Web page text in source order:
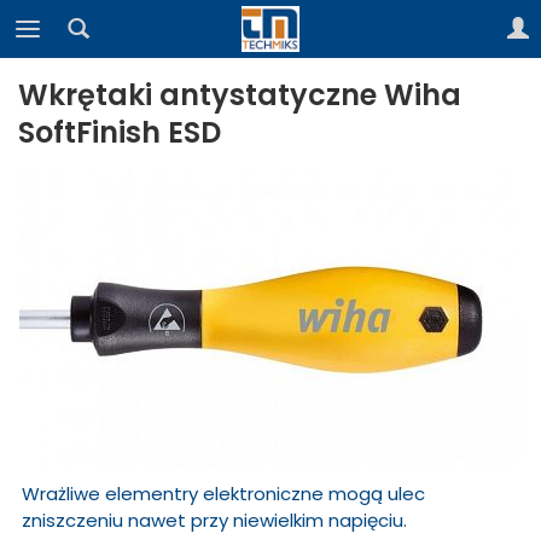
Wkrętaki antystatyczne Wiha
SoftFinish ESD
Wrażliwe elementry elektroniczne mogą ulec
zniszczeniu nawet przy niewielkim napięciu.